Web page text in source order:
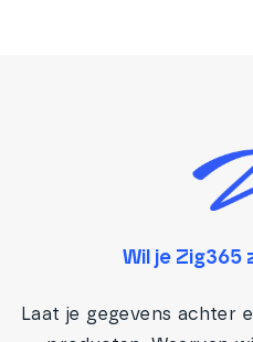
Wil je Zig365
Laat je gegevens achter